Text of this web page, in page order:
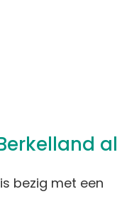
al
bezig met een